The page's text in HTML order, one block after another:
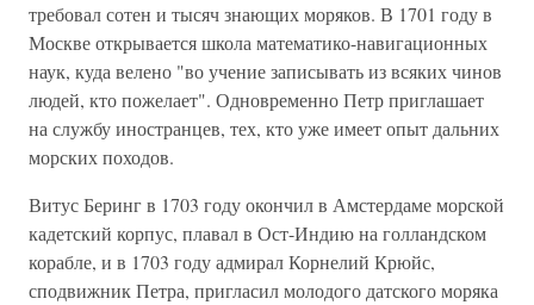
требовал сотен и тысяч знающих моряков. В 1701 году в
Москве открывается школа математико-навигационных
наук, куда велено "во учение записывать из всяких чинов
людей, кто пожелает". Одновременно Петр приглашает
на службу иностранцев, тех, кто уже имеет опыт дальних
морских походов.
Витус Беринг в 1703 году окончил в Амстердаме морской
кадетский корпус, плавал в Ост-Индию на голландском
корабле, и в 1703 году адмирал Корнелий Крюйс,
сподвижник Петра, пригласил молодого датского моряка